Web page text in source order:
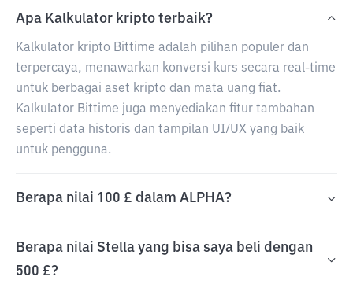
Apa Kalkulator kripto terbaik?
Kalkulator kripto Bittime adalah pilihan populer dan
terpercaya, menawarkan konversi kurs secara real-time
untuk berbagai aset kripto dan mata uang fiat.
Kalkulator Bittime juga menyediakan fitur tambahan
seperti data historis dan tampilan UI/UX yang baik
untuk pengguna.
Berapa nilai 100 £ dalam ALPHA?
Berapa nilai Stella yang bisa saya beli dengan
500 £?